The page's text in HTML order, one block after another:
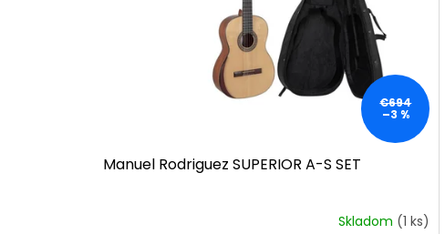
€694
–3 %
Manuel Rodriguez SUPERIOR A-S SET
Skladom (1 ks)